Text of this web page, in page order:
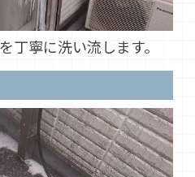
丁寧に洗い流します。